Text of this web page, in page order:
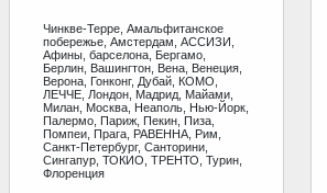
Чинкве-Терре, Амальфитанское
побережье, Амстердам, АССИЗИ,
Афины, барселона, Бергамо,
Берлин, Вашингтон, Вена, Венеция,
Верона, Гонконг, Дубай, КОМО,
ЛЕЧЧЕ, Лондон, Мадрид, Майами,
Милан, Москва, Неаполь, Нью-Йорк,
Палермо, Париж, Пекин, Пиза,
Помпеи, Прага, РАВЕННА, Рим,
Санкт-Петербург, Санторини,
Сингапур, ТОКИО, ТРЕНТО, Турин,
Флоренция